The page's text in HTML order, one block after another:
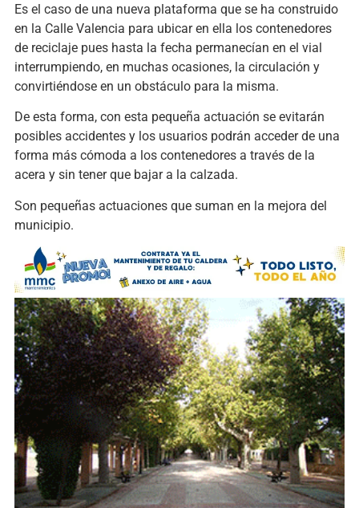
Es el caso de una nueva plataforma que se ha construido
en la Calle Valencia para ubicar en ella los contenedores
de reciclaje pues hasta la fecha permanecían en el vial
interrumpiendo, en muchas ocasiones, la circulación y
convirtiéndose en un obstáculo para la misma.
De esta forma, con esta pequeña actuación se evitarán
posibles accidentes y los usuarios podrán acceder de una
forma más cómoda a los contenedores a través de la
acera y sin tener que bajar a la calzada.
Son pequeñas actuaciones que suman en la mejora del
municipio.